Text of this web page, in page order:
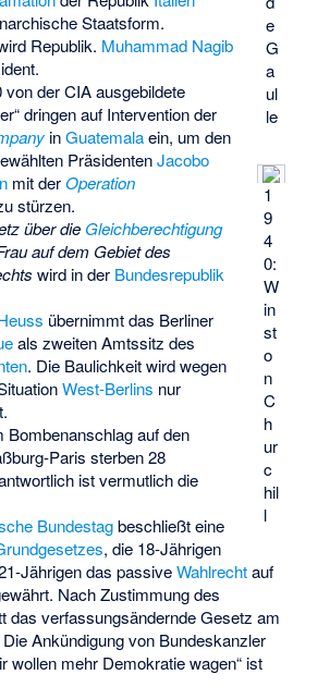
e
G
a
ul
le
1
9
4
0:
W
in
st
o
n
C
h
ur
c
hil
l
Staatsform.
Republik. Muhammad Nagib
von der CIA ausgebildete
dringen auf Intervention der
inGuatemalaein, um den
PräsidentenJacobo
mit derOperation
stürzen.
über die Gleichberechtigung
auf dem Gebiet des
wird in der Bundesrepublik
übernimmt das Berliner
als zweiten Amtssitz des
. Die Baulichkeit wird wegen
West-Berlins nur
Bombenanschlag auf den
Paris sterben 28
ist vermutlich die
Bundestagbeschließt eine
, die 18-Jährigen
Jährigen das passiveWahlrechtauf
Nach Zustimmung des
das verfassungsändernde Gesetz am
Ankündigung von Bundeskanzler
wollen mehr Demokratie wagen“ ist